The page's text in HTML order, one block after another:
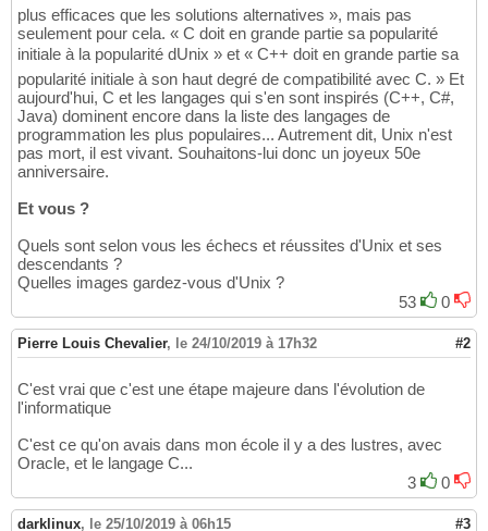
plus efficaces que les solutions alternatives », mais pas
seulement pour cela. « C doit en grande partie sa popularité
initiale à la popularité dUnix » et « C++ doit en grande partie sa
popularité initiale à son haut degré de compatibilité avec C. » Et
aujourd'hui, C et les langages qui s'en sont inspirés (C++, C#,
Java) dominent encore dans la liste des langages de
programmation les plus populaires... Autrement dit, Unix n'est
pas mort, il est vivant. Souhaitons-lui donc un joyeux 50e
anniversaire.
Et vous ?
Quels sont selon vous les échecs et réussites d'Unix et ses
descendants ?
Quelles images gardez-vous d'Unix ?
53
0
Pierre Louis Chevalier, le 24/10/2019 à 17h32 #2
C'est vrai que c'est une étape majeure dans l'évolution de
l'informatique
C'est ce qu'on avais dans mon école il y a des lustres, avec
Oracle, et le langage C...
3
0
darklinux, le 25/10/2019 à 06h15 #3